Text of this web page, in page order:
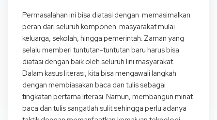
Permasalahan ini bisa diatasi dengan memasimalkan
peran dari seluruh komponen masyarakat mulai
keluarga, sekolah, hingga pemerintah. Zaman yang
selalu memberi tuntutan-tuntutan baru harus bisa
diatasi dengan baik oleh seluruh lini masyarakat.
Dalam kasus literasi, kita bisa mengawali langkah
dengan membiasakan baca dan tulis sebagai
tingkatan pertama literasi. Namun, membangun minat
baca dan tulis sangatlah sulit sehingga perlu adanya